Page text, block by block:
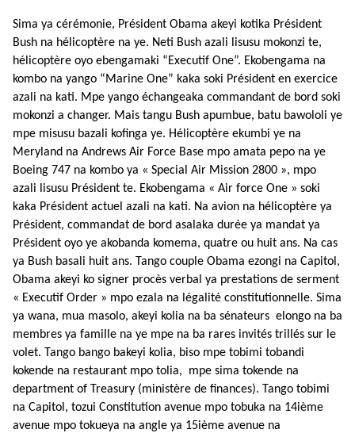
Sima ya cérémonie, Président Obama akeyi kotika Président
Bush na hélicoptère na ye. Neti Bush azali lisusu mokonzi te,
hélicoptère oyo ebengamaki “Executif One”. Ekobengama na
kombo na yango “Marine One” kaka soki Président en exercice
azali na kati. Mpe yango échangeaka commandant de bord soki
mokonzi a changer. Mais tangu Bush apumbue, batu bawololi ye
mpe misusu bazali kofinga ye. Hélicoptère ekumbi ye na
Meryland na Andrews Air Force Base mpo amata pepo na ye
Boeing 747 na kombo ya « Special Air Mission 2800 », mpo
azali lisusu Président te. Ekobengama « Air force One » soki
kaka Président actuel azali na kati. Na avion na hélicoptère ya
Président, commandat de bord asalaka durée ya mandat ya
Président oyo ye akobanda komema, quatre ou huit ans. Na cas
ya Bush basali huit ans. Tango couple Obama ezongi na Capitol,
Obama akeyi ko signer procès verbal ya prestations de serment
« Executif Order » mpo ezala na légalité constitutionnelle. Sima
ya wana, mua masolo, akeyi kolia na ba sénateurs elongo na ba
membres ya famille na ye mpe na ba rares invités trillés sur le
volet. Tango bango bakeyi kolia, biso mpe tobimi tobandi
kokende na restaurant mpo tolia, mpe sima tokende na
department of Treasury (ministère de finances). Tango tobimi
na Capitol, tozui Constitution avenue mpo tobuka na 14ième
avenue mpo tokueya na angle ya 15ième avenue na